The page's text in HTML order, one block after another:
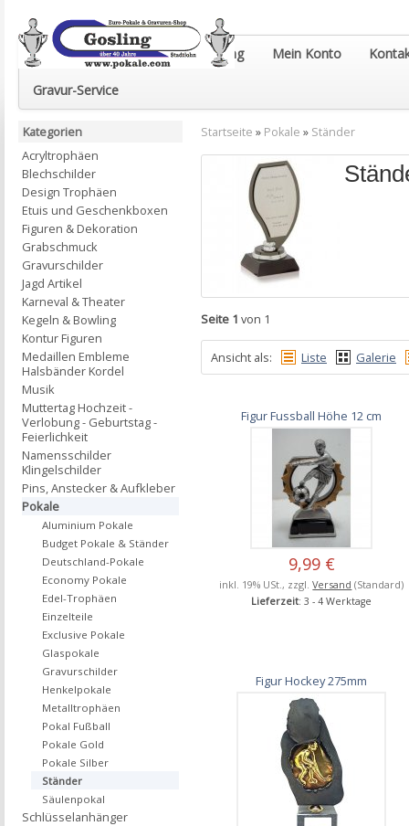
Euro-Pokale & Gravur-Shop Gosling Mein Konto
Gravur-Service
Startseite » Pokale » Ständer
Seite 1 von 1
Ansicht als: Liste Galerie
Figur Fussball Höhe 12 cm
9,99 €
inkl. 19% USt., zzgl.Versand (Standard)
Lieferzeit: 3 - 4 Werktage
Figur Hockey 275mm
Kategorien
Acryltrophäen
Blechschilder
Design Trophäen
Etuis und Geschenkboxen
Figuren & Dekoration
Grabschmuck
Gravurschilder
Jagd Artikel
Karneval & Theater
Kegeln & Bowling
Kontur Figuren
Medaillen Embleme
Halsbänder Kordel
Musik
Muttertag Hochzeit -
Verlobung - Geburtstag -
Feierlichkeit
Namensschilder
Klingelschilder
Pins, Anstecker & Aufkleber
Pokale
Aluminium Pokale
Budget Pokale & Ständer
Deutschland-Pokale
Economy Pokale
Edel-Trophäen
Einzelteile
Exclusive Pokale
Glaspokale
Gravurschilder
Henkelpokale
Metalltrophäen
Pokal Fußball
Pokale Gold
Pokale Silber
Ständer
Säulenpokal
Schlüsselanhänger